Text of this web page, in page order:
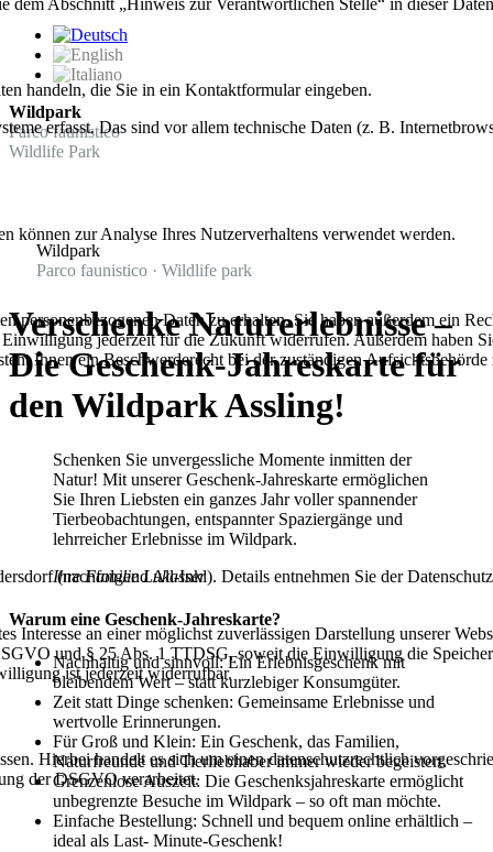
Wildpark
Parco faunistico
Wildlife Park
Wildpark
Parco faunistico · Wildlife park
Verschenke Naturerlebnisse –
Die Geschenk-Jahreskarte für
den Wildpark Assling!
Schenken Sie unvergessliche Momente inmitten der
Natur! Mit unserer Geschenk-Jahreskarte ermöglichen
Sie Ihren Liebsten ein ganzes Jahr voller spannender
Tierbeobachtungen, entspannter Spaziergänge und
lehrreicher Erlebnisse im Wildpark.
Ihre Familie Lukasser
Warum eine Geschenk-Jahreskarte?
Nachhaltig und sinnvoll: Ein Erlebnisgeschenk mit
bleibendem Wert – statt kurzlebiger Konsumgüter.
Zeit statt Dinge schenken: Gemeinsame Erlebnisse und
wertvolle Erinnerungen.
Für Groß und Klein: Ein Geschenk, das Familien,
Naturfreunde und Tierliebhaber immer wieder begeistert.
Grenzenlose Auszeit: Die Geschenksjahreskarte ermöglicht
unbegrenzte Besuche im Wildpark – so oft man möchte.
Einfache Bestellung: Schnell und bequem online erhältlich –
ideal als Last- Minute-Geschenk!
Abschnitt „Hinweis zur Verantwortlichen Stelle“ in dieser
handeln, die Sie in ein Kontaktformular eingeben.
erfasst. Das sind vor allem technische Daten (z. B.
können zur Analyse Ihres Nutzerverhaltens verwendet werden.
Daten zu erhalten. Sie haben außerdem ein
jederzeit für die Zukunft widerrufen. Außerdem haben
Ihnen ein Beschwerderecht bei der zuständigen Aufsichtsbehörde
(nachfolgend All-Inkl). Details entnehmen Sie der
an einer möglichst zuverlässigen Darstellung unserer
und § 25 Abs. 1 TTDSG, soweit die Einwilligung die
ist jederzeit widerrufbar.
Hierbei handelt es sich um einen datenschutzrechtlich
der DSGVO verarbeitet.